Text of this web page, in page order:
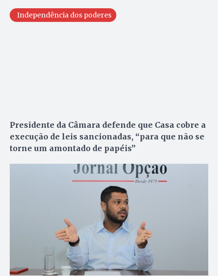
Independência dos poderes
Presidente da Câmara defende que Casa cobre a
execução de leis sancionadas, “para que não se
torne um amontado de papéis”